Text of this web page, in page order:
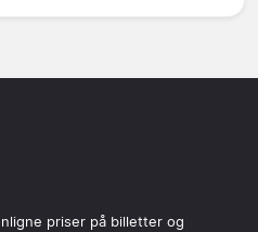
priser på billetter og